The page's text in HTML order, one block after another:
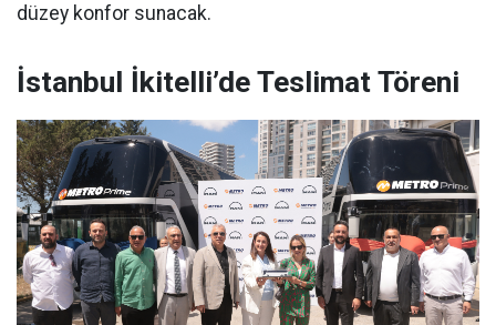
düzey konfor sunacak.
İstanbul İkitelli’de Teslimat Töreni